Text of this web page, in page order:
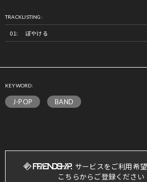
TRACKLISTING:
ぼやける
KEYWORD:
J-POP BAND
サービスをご利用希
こちらからご登録ください